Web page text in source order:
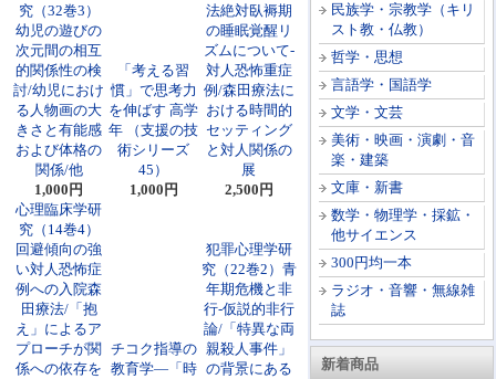
民族学・宗教学（キリ
スト教・仏教）
哲学・思想
言語学・国語学
文学・文芸
美術・映画・演劇・音
楽・建築
文庫・新書
数学・物理学・採鉱・
他サイエンス
300円均一本
ラジオ・音響・無線雑
誌
新着商品
究（32巻3）
幼児の遊びの
次元間の相互
的関係性の検
討/幼児におけ
る人物画の大
きさと有能感
および体格の
関係/他
1,000円
「考える習
慣」で思考力
を伸ばす 高学
年 （支援の技
術シリーズ
45）
1,000円
法絶対臥褥期
の睡眠覚醒リ
ズムについて-
対人恐怖重症
例/森田療法に
おける時間的
セッティング
と対人関係の
展
2,500円
心理臨床学研
究（14巻4）
回避傾向の強
い対人恐怖症
例への入院森
田療法/「抱
え」によるア
プローチが関
係への依存を
チコク指導の
教育学―「時
犯罪心理学研
究（22巻2）青
年期危機と非
行-仮説的非行
論/「特異な両
親殺人事件」
の背景にある